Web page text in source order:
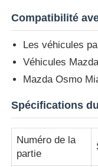
Produits
Vidéos
Compatibilité
Les véhicules
Véhicules
Mazda Osmo
Spécifications
Numéro de la
partie